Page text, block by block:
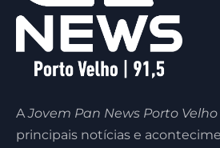
AJovem Pan News Porto Velho
principais notícias e